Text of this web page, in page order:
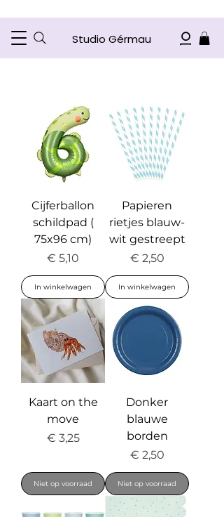
Studio Gérmau
Cijferballon
schildpad (
75x96 cm)
Prijs
€ 5,10
In winkelwagen
Papieren
rietjes blauw-
wit gestreept
Prijs
€ 2,50
In winkelwagen
Kaart on the
move
Prijs
€ 3,25
Niet op voorraad
Donker
blauwe
borden
Prijs
€ 2,50
Niet op voorraad